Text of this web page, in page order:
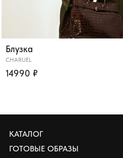
Блузка
CHARUEL
14990 ₽
КАТАЛОГ
ГОТОВЫЕ ОБРАЗЫ